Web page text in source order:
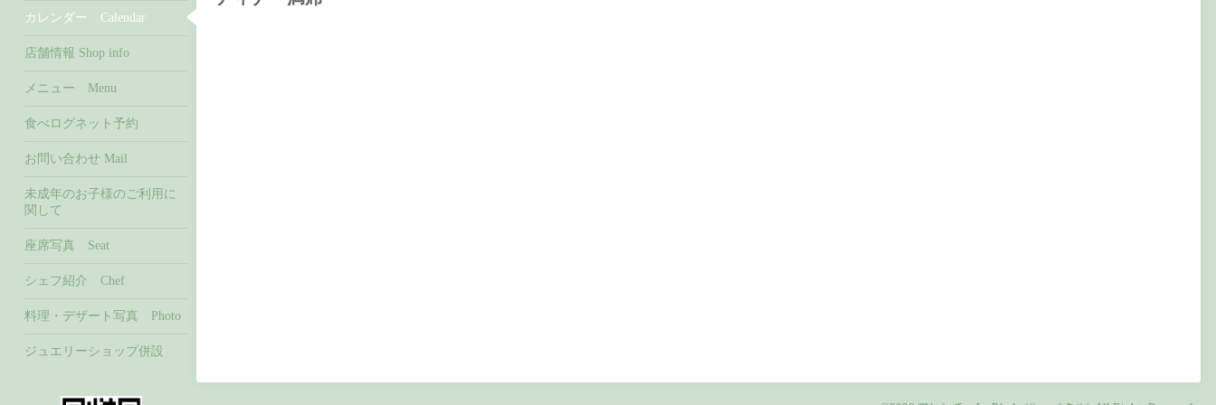
カレンダー Calendar
店舗情報 Shop info
メニュー Menu
食べログネット予約
お問い合わせ Mail
未成年のお子様のご利用に
関して
座席写真 Seat
シェフ紹介 Chef
料理・デザート写真 Photo
ジュエリーショップ併設